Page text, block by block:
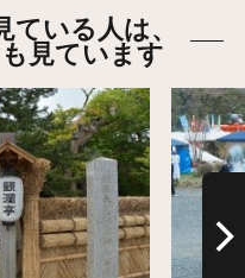
いる人は、
見ています
詳細は